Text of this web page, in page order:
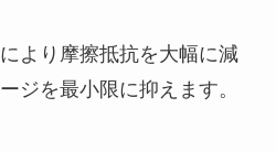
より摩擦抵抗を大幅に減
ジを最小限に抑えます。